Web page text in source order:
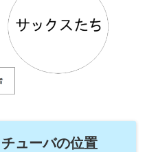
ューバの位置